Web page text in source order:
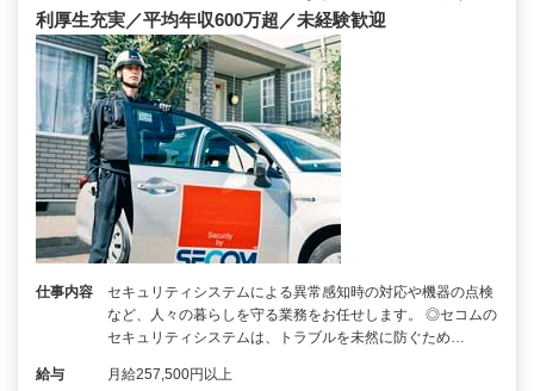
利厚生充実／平均年収600万超／未経験歓迎
仕事内容
セキュリティシステムによる異常感知時の対応や機器の点検
など、人々の暮らしを守る業務をお任せします。 ◎セコムの
セキュリティシステムは、トラブルを未然に防ぐため…
給与 月給257,500円以上